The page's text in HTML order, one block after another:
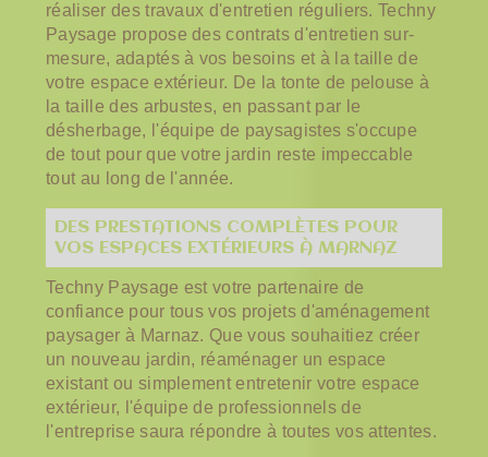
réaliser des travaux d'entretien réguliers. Techny
Paysage propose des contrats d'entretien sur-
mesure, adaptés à vos besoins et à la taille de
votre espace extérieur. De la tonte de pelouse à
la taille des arbustes, en passant par le
désherbage, l'équipe de paysagistes s'occupe
de tout pour que votre jardin reste impeccable
tout au long de l'année.
DES PRESTATIONS COMPLÈTES POUR
VOS ESPACES EXTÉRIEURS À MARNAZ
Techny Paysage est votre partenaire de
confiance pour tous vos projets d'aménagement
paysager à Marnaz. Que vous souhaitiez créer
un nouveau jardin, réaménager un espace
existant ou simplement entretenir votre espace
extérieur, l'équipe de professionnels de
l'entreprise saura répondre à toutes vos attentes.